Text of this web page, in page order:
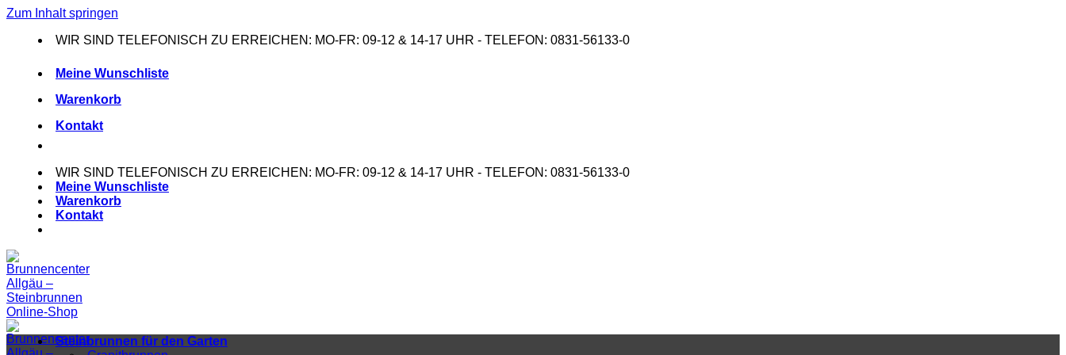
Zum Inhalt springen
WIR SIND TELEFONISCH ZU ERREICHEN: MO-FR: 09-12 & 14-17 UHR - TELEFON: 0831-56133-0
Meine Wunschliste
Warenkorb
Kontakt
WIR SIND TELEFONISCH ZU ERREICHEN: MO-FR: 09-12 & 14-17 UHR - TELEFON: 0831-56133-0
Meine Wunschliste
Warenkorb
Kontakt
Steinbrunnen für den Garten